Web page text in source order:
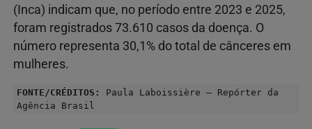
(Inca) indicam que, no período entre 2023 e 2025,
foram registrados 73.610 casos da doença. O
número representa 30,1% do total de cânceres em
mulheres.
FONTE/CRÉDITOS:
Paula Laboissière – Repórter da
Agência Brasil